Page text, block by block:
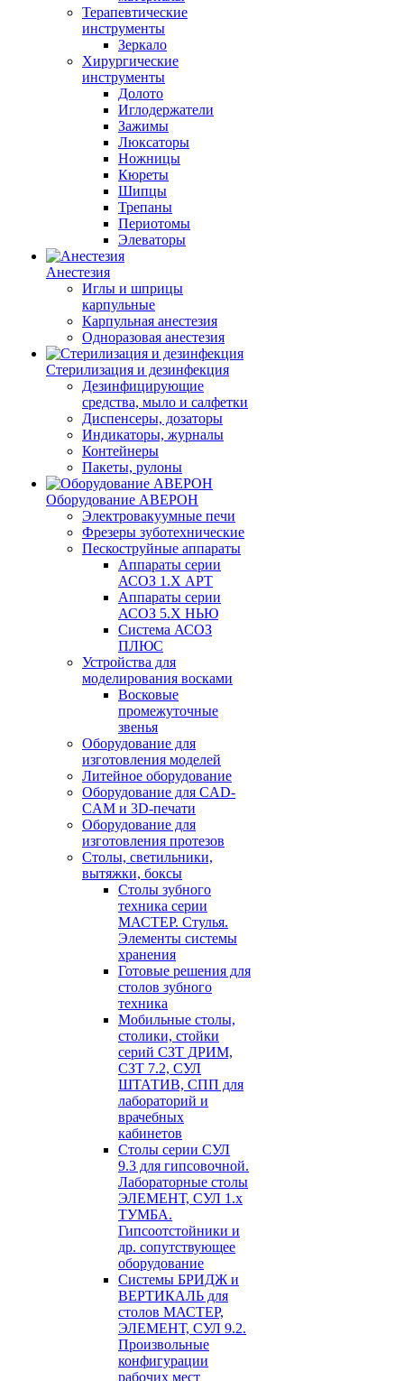
Терапевтические
инструменты
Зеркало
Хирургические
инструменты
Долото
Иглодержатели
Зажимы
Люксаторы
Ножницы
Кюреты
Шипцы
Трепаны
Периотомы
Элеваторы
Анестезия
Иглы и шприцы
карпульные
Карпульная анестезия
Одноразовая анестезия
Стерилизация и дезинфекция
Дезинфицирующие
средства, мыло и салфетки
Диспенсеры, дозаторы
Индикаторы, журналы
Контейнеры
Пакеты, рулоны
Оборудование АВЕРОН
Электровакуумные печи
Фрезеры зуботехнические
Пескоструйные аппараты
Аппараты серии
АСОЗ 1.Х АРТ
Аппараты серии
АСОЗ 5.Х НЬЮ
Система АСОЗ
ПЛЮС
Устройства для
моделирования восками
Восковые
промежуточные
звенья
Оборудование для
изготовления моделей
Литейное оборудование
Оборудование для CAD-
CAM и 3D-печати
Оборудование для
изготовления протезов
Cтолы, светильники,
вытяжки, боксы
Столы зубного
техника серии
МАСТЕР. Стулья.
Элементы системы
хранения
Готовые решения для
столов зубного
техника
Мобильные столы,
столики, стойки
серий СЗТ ДРИМ,
СЗТ 7.2, СУЛ
ШТАТИВ, СПП для
лабораторий и
врачебных
кабинетов
Столы серии СУЛ
9.3 для гипсовочной.
Лабораторные столы
ЭЛЕМЕНТ, СУЛ 1.х
ТУМБА.
Гипсоотстойники и
др. сопутствующее
оборудование
Системы БРИДЖ и
ВЕРТИКАЛЬ для
столов МАСТЕР,
ЭЛЕМЕНТ, СУЛ 9.2.
Произвольные
конфигурации
рабочих мест